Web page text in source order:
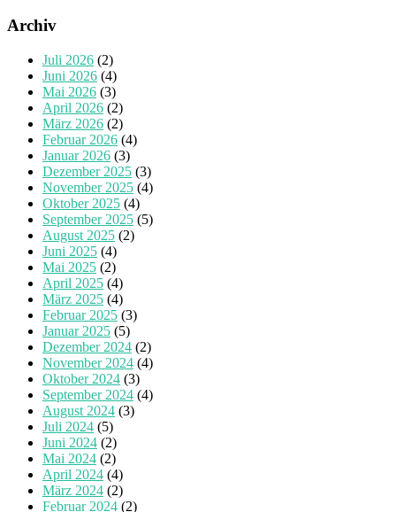
Archiv
Juli 2026 (2)
Juni 2026 (4)
Mai 2026 (3)
April 2026 (2)
März 2026 (2)
Februar 2026 (4)
Januar 2026 (3)
Dezember 2025 (3)
November 2025 (4)
Oktober 2025 (4)
September 2025 (5)
August 2025 (2)
Juni 2025 (4)
Mai 2025 (2)
April 2025 (4)
März 2025 (4)
Februar 2025 (3)
Januar 2025 (5)
Dezember 2024 (2)
November 2024 (4)
Oktober 2024 (3)
September 2024 (4)
August 2024 (3)
Juli 2024 (5)
Juni 2024 (2)
Mai 2024 (2)
April 2024 (4)
März 2024 (2)
Februar 2024 (2)